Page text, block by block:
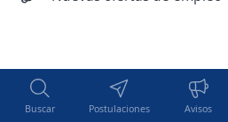
Buscar Postulaciones Avisos